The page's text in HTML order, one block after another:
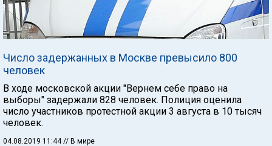
Число задержанных в Москве превысило 800
человек
В ходе московской акции "Вернем себе право на
выборы" задержали 828 человек. Полиция оценила
число участников протестной акции 3 августа в 10 тысяч
человек.
04.08.2019 11:44// В мире